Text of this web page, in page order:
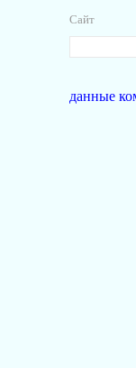
Сайт
данные